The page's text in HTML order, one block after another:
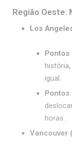
Região Oeste:
Los
Pontos
igual.
Pontos
horas.
Vancouver